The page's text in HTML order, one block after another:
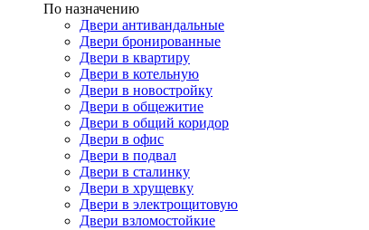
По назначению
Двери антивандальные
Двери бронированные
Двери в квартиру
Двери в котельную
Двери в новостройку
Двери в общежитие
Двери в общий коридор
Двери в офис
Двери в подвал
Двери в сталинку
Двери в хрущевку
Двери в электрощитовую
Двери взломостойкие